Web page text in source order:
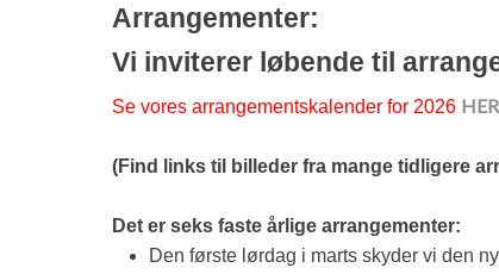
Arrangementer:
Vi inviterer løbende til
Se vores arrangementskalender for 2026 HER​
(Find links til billeder fra mange tidligere
Det er seks faste årlige arrangementer:
Den første lørdag i marts skyder vi den